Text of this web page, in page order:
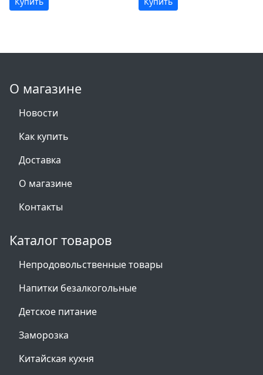
О магазине
Новости
Как купить
Доставка
О магазине
Контакты
Каталог товаров
Непродовольственные товары
Напитки безалкогольные
Детское питание
Заморозка
Китайская кухня